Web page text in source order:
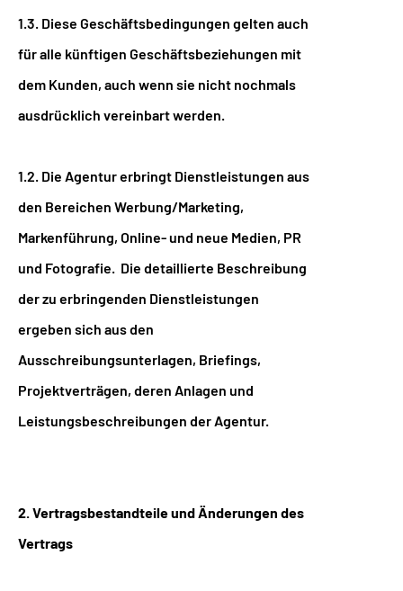
1.3. Diese Geschäftsbedingungen gelten auch
für alle künftigen Geschäftsbeziehungen mit
dem Kunden, auch wenn sie nicht nochmals
ausdrücklich vereinbart werden.
1.2. Die Agentur erbringt Dienstleistungen aus
den Bereichen Werbung/Marketing,
Markenführung, Online- und neue Medien, PR
und Fotografie. Die detaillierte Beschreibung
der zu erbringenden Dienstleistungen
ergeben sich aus den
Ausschreibungsunterlagen, Briefings,
Projektverträgen, deren Anlagen und
Leistungsbeschreibungen der Agentur.
2. Vertragsbestandteile und Änderungen des
Vertrags